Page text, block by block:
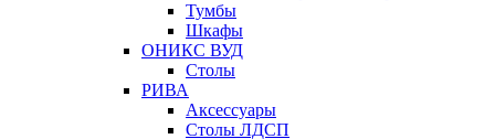
Тумбы
Шкафы
ОНИКС ВУД
Столы
РИВА
Аксессуары
Столы ЛДСП